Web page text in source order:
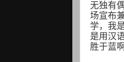
无独有
场宣布
学，我
是用汉
胜于蓝